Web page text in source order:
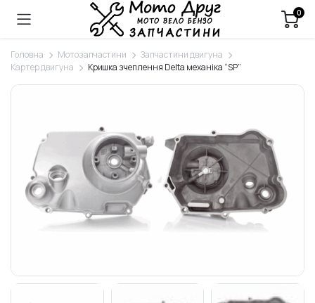
0
Головна Мотозапчастини
Запчастини двигуна
Картер двигуна
Кришка зчеплення Delta механіка “SP”